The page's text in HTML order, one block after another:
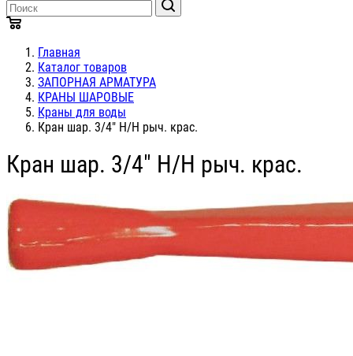
Главная
Каталог товаров
ЗАПОРНАЯ АРМАТУРА
КРАНЫ ШАРОВЫЕ
Краны для воды
Кран шар. 3/4" Н/Н рыч. крас.
Кран шар. 3/4" Н/Н рыч. крас.